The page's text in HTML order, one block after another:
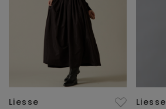
Liesse Liesse